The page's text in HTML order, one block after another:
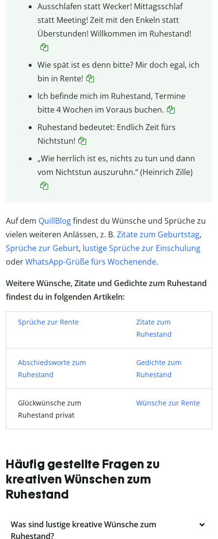
Ausschlafen statt Wecker! Mittagsschlaf
statt Meeting! Zeit mit den Enkeln statt
Überstunden! Willkommen im Ruhestand!
Wie spät ist es denn bitte? Mir doch egal, ich
bin in Rente!
Ich befinde mich im Ruhestand, Termine
bitte 4 Wochen im Voraus buchen.
Ruhestand bedeutet: Endlich Zeit fürs
Nichtstun!
„Wie herrlich ist es, nichts zu tun und dann
vom Nichtstun auszuruhn.“ (Heinrich Zille)
Auf dem QuillBlogfindest du Wünsche und Sprüche zu
vielen weiteren Anlässen, z. B. Zitate zum Geburtstag,
Sprüche zur Geburt, lustige Sprüche zur Einschulung
oderWhatsApp-Grüße fürs Wochenende.
Weitere Wünsche, Zitate und Gedichte zum Ruhestand
findest du in folgenden Artikeln:
Sprüche zur Rente
Zitate zum
Ruhestand
Abschiedsworte zum
Ruhestand
Gedichte zum
Ruhestand
Glückwünsche zum
Ruhestand privat
Wünsche zur Rente
Häufig gestellte Fragen zu
kreativen Wünschen zum
Ruhestand
Was sind lustige kreative Wünsche zum
Ruhestand?